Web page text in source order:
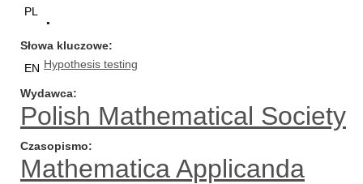
PL .
Słowa kluczowe
EN Hypothesis testing
Wydawca
Polish Mathematical Society
Czasopismo
Mathematica Applicanda